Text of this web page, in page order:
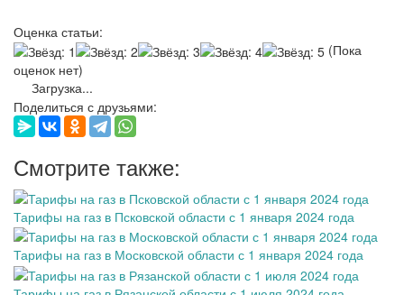
Оценка статьи:
(Пока
оценок нет)
Загрузка...
Поделиться с друзьями:
Смотрите также:
Тарифы на газ в Псковской области с 1 января 2024 года
Тарифы на газ в Московской области с 1 января 2024 года